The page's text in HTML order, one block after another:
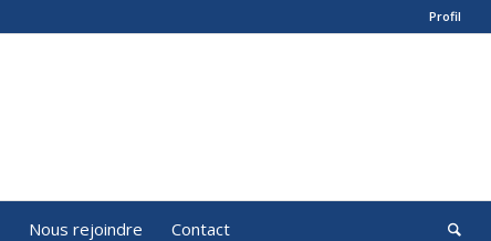
Profil
Nous rejoindre Contact